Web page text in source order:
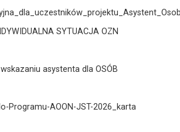
SYTUACJA OZN
asystenta dla OSÓB
Programu-AOON-JST-2026_karta